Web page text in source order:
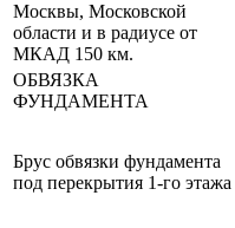
Москвы, Московской
области и в радиусе от
МКАД 150 км.
ОБВЯЗКА
ФУНДАМЕНТА
Брус обвязки фундамента
под перекрытия 1-го этажа